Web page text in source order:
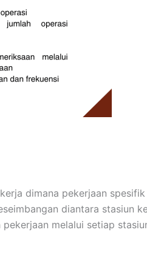
dimana pekerjaan
diantara stasiun
melalui setiap